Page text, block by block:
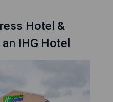
Hotel &
IHG Hotel